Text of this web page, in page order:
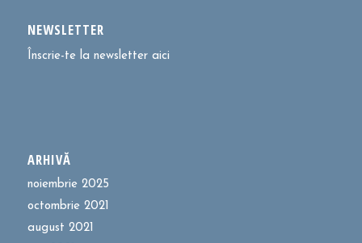
NEWSLETTER
Înscrie-te la newsletter aici
ARHIVĂ
noiembrie 2025
octombrie 2021
august 2021